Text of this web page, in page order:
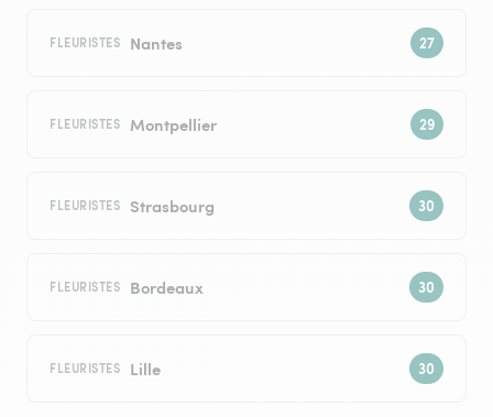
FLEURISTES Nantes
FLEURISTES Montpellier
FLEURISTES Strasbourg
FLEURISTES Bordeaux
FLEURISTES Lille